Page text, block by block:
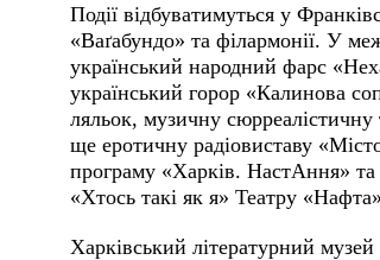
Події відбуватимуться у
«Ваґабундо» та філармонії. У
український народний фарс
український горор «Калинова
ляльок, музичну
ще еротичну радіовиставу
програму «Харків. НастАння»
«Хтось такі як я» Театру
Харківський літературний